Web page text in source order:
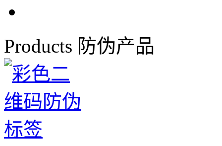
Products 防伪产品